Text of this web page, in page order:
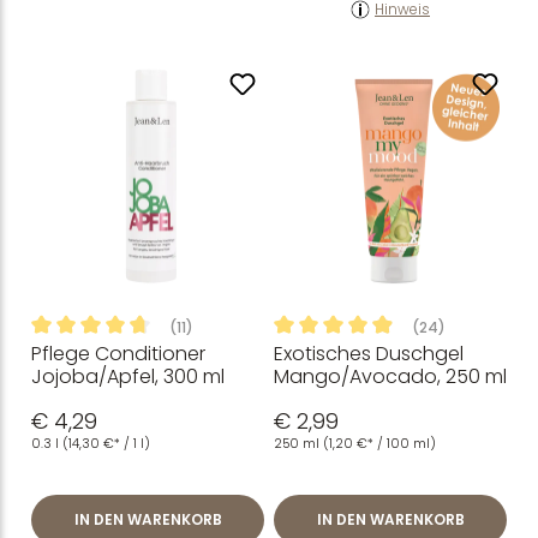
Hinweis
Durchschnittliche Bewertung von 4.86 von 5 Sternen
(11)
Pflege Conditioner
Jojoba/Apfel, 300 ml
€ 4,29
0.3 l (14,30 €* / 1 l)
IN DEN WARENKORB
Durchschnittliche
(24)
Exotisches Duschgel
Mango/Avocado, 250 ml
€ 2,99
250 ml (1,20 €* / 100 ml)
IN DEN WARENKORB